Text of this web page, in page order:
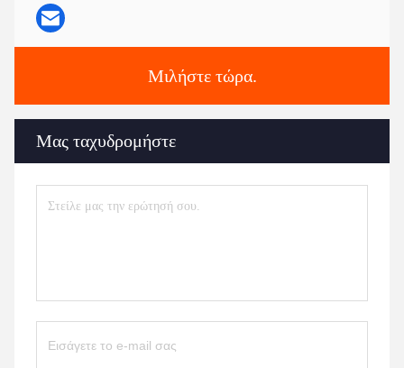
Μιλήστε τώρα.
Μας ταχυδρομήστε